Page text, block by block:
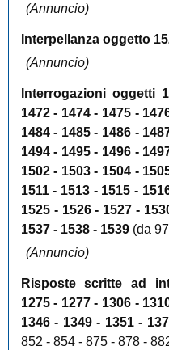
(Annuncio)
Interpellanza oggetto
(Annuncio)
Interrogazioni oggetti
1472 - 1474 - 1475 -
1484 - 1485 - 1486 -
1494 - 1495 - 1496 -
1502 - 1503 - 1504 -
1511 - 1513 - 1515 -
1525 - 1526 - 1527 -
1537 - 1538 - 1539(da
(Annuncio)
Risposte scritte ad
1275 - 1277 - 1306 -
1346 - 1349 - 1351 -
852 - 854 - 875 - 878 -